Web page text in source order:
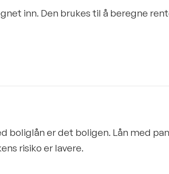
inn. Den brukes til å beregne
boliglån er det boligen. Lån med
risiko er lavere.